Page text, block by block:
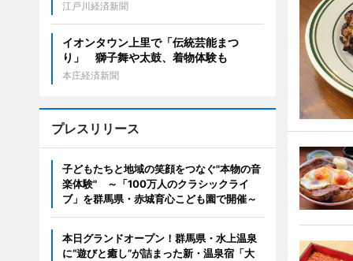
江戸川経済新聞
イオンタウン上里で「伝統芸能まつ
り」 獅子舞や太鼓、着物体験も
本庄経済新聞
プレスリリース
子どもたちと地域の笑顔をつなぐ"本物の音
楽体験" ～「100万人のクラシックライ
ブ」を群馬県・赤城育心こども園で開催～
本日グランドオープン！群馬県・水上温泉
に“遊びと癒し”が詰まった新・温泉宿「大